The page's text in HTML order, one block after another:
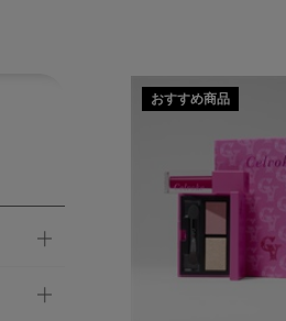
おすすめ商品